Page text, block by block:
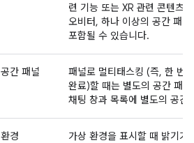
련 기능 또는 XR 관련 콘텐츠
오비터, 하나 이상의 공간 패
포함될 수 있습니다.
공간 패널
패널로 멀티태스킹 (즉, 한 번
완료)할 때는 별도의 공간 패
채팅 창과 목록에 별도의 공간
환경
가상 환경을 표시할 때 밝기가